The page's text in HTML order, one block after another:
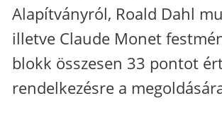
Alapítványról, Roald Dahl
illetve Claude Monet
blokk összesen 33 pontot
rendelkezésre a